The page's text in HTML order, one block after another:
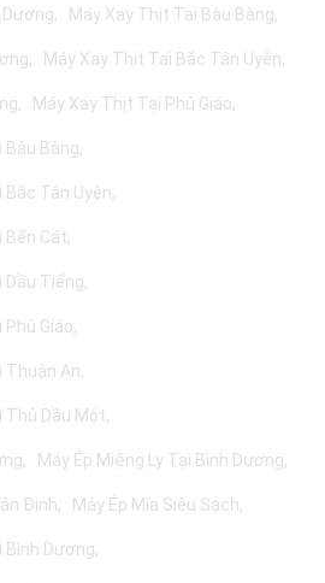
Dương Máy Xay Thịt Tại Bàu Bàng
Máy Xay Thịt Tại Bắc Tân Uyên
Máy Xay Thịt Tại Phú Giáo
Bàu Bàng
Bắc Tân Uyên
Bến Cát
Dầu Tiếng
Phú Giáo
Thuận An
Thủ Dầu Một
Máy Ép Miệng Ly Tại Bình Dương
Định Máy Ép Mía Siêu Sạch
Bình Dương